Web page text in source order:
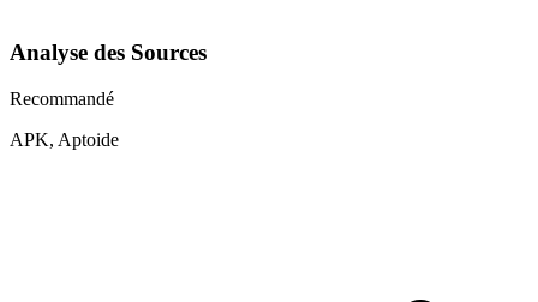
Analyse des Sources
Recommandé
APK, Aptoide